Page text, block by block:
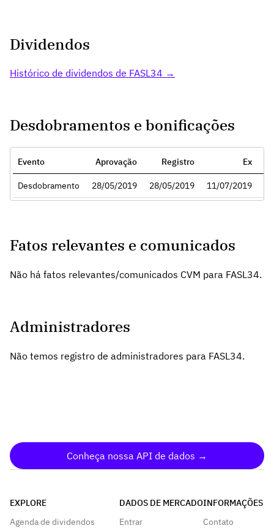
Dividendos
Histórico de dividendos de FASL34 →
Desdobramentos e bonificações
Evento Aprovação Registro Ex
Desdobramento 28/05/2019 28/05/2019 11/07/2019
Fatos relevantes e comunicados
Não há fatos relevantes/comunicados CVM para FASL34.
Administradores
Não temos registro de administradores para FASL34.
Conheça nossa API de dados →
EXPLORE
Agenda de dividendos
DADOS DE MERCADO
Entrar
INFORMAÇÕES
Contato